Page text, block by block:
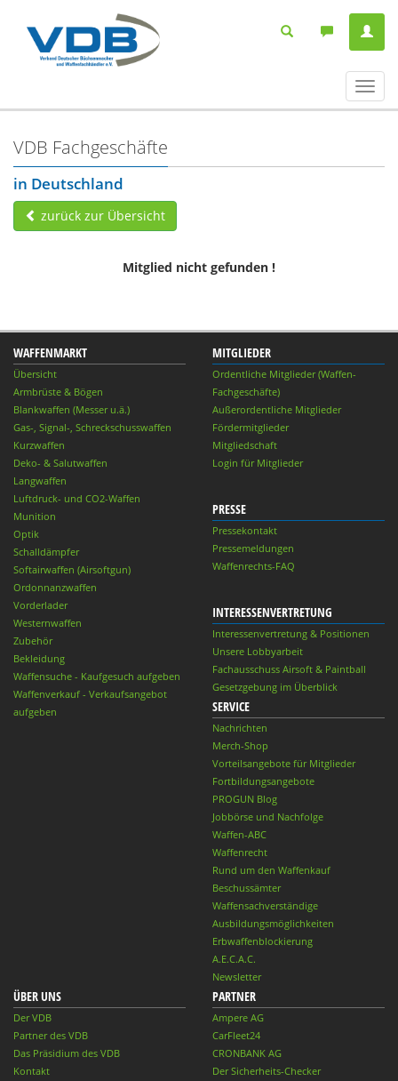
ein-/
VDB Fachgeschäfte
in Deutschland
zurück zur Übersicht
Mitglied nicht gefunden !
WAFFENMARKT
Übersicht
Armbrüste & Bögen
Blankwaffen (Messer u.ä.)
Gas-, Signal-, Schreckschusswaffen
Kurzwaffen
Deko- & Salutwaffen
Langwaffen
Luftdruck- und CO2-Waffen
Munition
Optik
Schalldämpfer
Softairwaffen (Airsoftgun)
Ordonnanzwaffen
Vorderlader
Westernwaffen
Zubehör
Bekleidung
Waffensuche - Kaufgesuch aufgeben
Waffenverkauf - Verkaufsangebot
aufgeben
MITGLIEDER
Ordentliche Mitglieder (Waffen-
Fachgeschäfte)
Außerordentliche Mitglieder
Fördermitglieder
Mitgliedschaft
Login für Mitglieder
PRESSE
Pressekontakt
Pressemeldungen
Waffenrechts-FAQ
INTERESSENVERTRETUNG
Interessenvertretung & Positionen
Unsere Lobbyarbeit
Fachausschuss Airsoft & Paintball
Gesetzgebung im Überblick
SERVICE
Nachrichten
Merch-Shop
Vorteilsangebote für Mitglieder
Fortbildungsangebote
PROGUN Blog
Jobbörse und Nachfolge
Waffen-ABC
Waffenrecht
Rund um den Waffenkauf
Beschussämter
Waffensachverständige
Ausbildungsmöglichkeiten
Erbwaffenblockierung
A.E.C.A.C.
Newsletter
ÜBER UNS
Der VDB
Partner des VDB
Das Präsidium des VDB
Kontakt
PARTNER
Ampere AG
CarFleet24
CRONBANK AG
Der Sicherheits-Checker